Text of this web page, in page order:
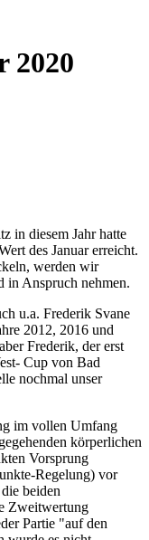
2020
in diesem Jahr hatte
des Januar erreicht.
werden wir
in Anspruch nehmen.
u.a. Frederik Svane
2012, 2016 und
Frederik, der erst
Cup von Bad
nochmal unser
im vollen Umfang
körperlichen
Vorsprung
Regelung) vor
beiden
Zweitwertung
Partie "auf den